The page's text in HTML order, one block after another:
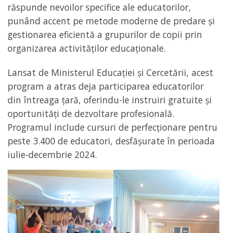
răspunde nevoilor specifice ale educatorilor,
punând accent pe metode moderne de predare și
gestionarea eficientă a grupurilor de copii prin
organizarea activităților educaționale.
Lansat de Ministerul Educației și Cercetării, acest
program a atras deja participarea educatorilor
din întreaga țară, oferindu-le instruiri gratuite și
oportunități de dezvoltare profesională.
Programul include cursuri de perfecționare pentru
peste 3.400 de educatori, desfășurate în perioada
iulie-decembrie 2024.